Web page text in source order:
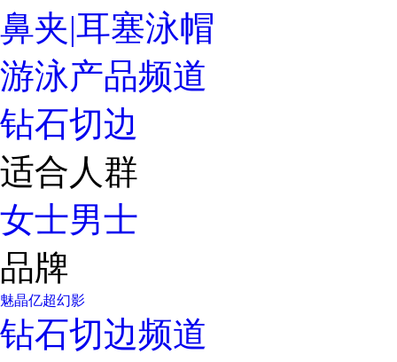
鼻夹|耳塞泳帽
游泳产品频道
钻石切边
适合人群
女士男士
品牌
魅晶亿超幻影
钻石切边频道